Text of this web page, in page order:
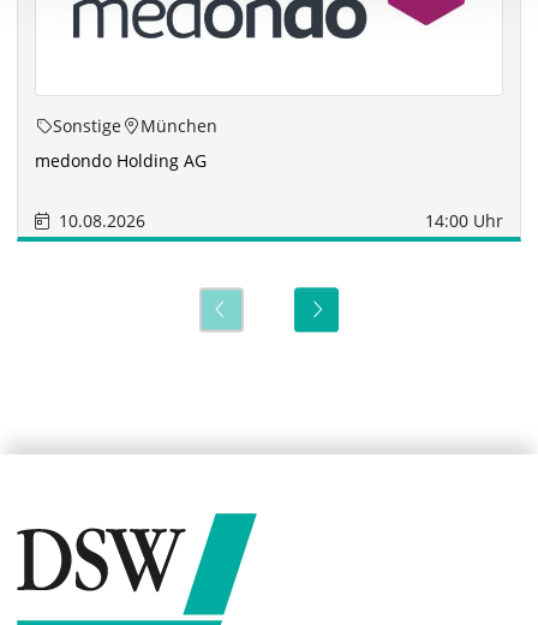
Sonstige
München
medondo Holding AG
10.08.2026 14:00 Uhr